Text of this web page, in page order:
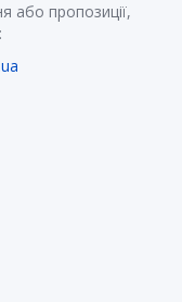
або пропозиції,